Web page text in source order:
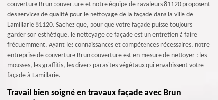
couverture Brun couverture et notre équipe de ravaleurs 81120 proposent
des services de qualité pour le nettoyage de la façade dans la ville de
Lamillarie 81120. Sachez que, pour que votre façade puisse toujours
garder son esthétique, le nettoyage de façade est un entretien à faire
fréquemment. Ayant les connaissances et compétences nécessaires, notre
entreprise de couverture Brun couverture est en mesure de nettoyer : les
mousses, les graffitis, les divers parasites végétaux qui envahissent votre
façade à Lamillarie.
Travail bien soigné en travaux façade avec Brun